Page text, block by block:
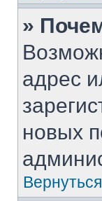
»
адрес
новых